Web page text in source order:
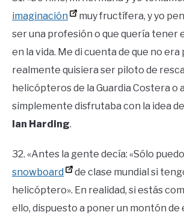
imaginación
muy fructífera, y yo
ser una profesión o que quería tener
en la vida. Me di cuenta de que no era
realmente quisiera ser piloto de
helicópteros de la Guardia Costera o
simplemente disfrutaba con la idea
Ian Harding.
32. «Antes la gente decía: «Sólo
snowboard
de clase mundial si
helicóptero». En realidad, si estás
ello, dispuesto a poner un montón de